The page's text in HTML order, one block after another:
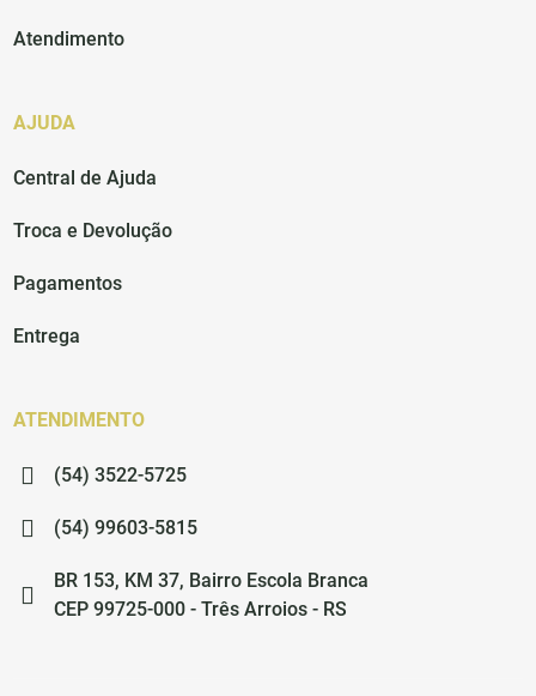
Atendimento
AJUDA
Central de Ajuda
Troca e Devolução
Pagamentos
Entrega
ATENDIMENTO
(54) 3522-5725
(54) 99603-5815
BR 153, KM 37, Bairro Escola Branca
CEP 99725-000 - Três Arroios - RS